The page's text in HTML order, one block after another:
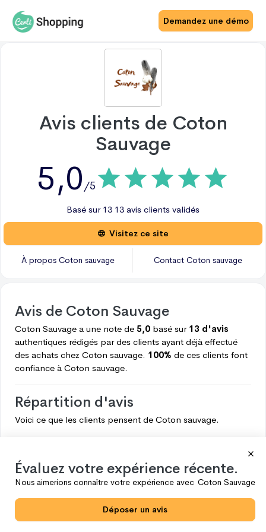
Demandez une démo
Avis clients de Coton
Sauvage
5,0 /5
Basé sur 13 13 avis clients validés
Visitez ce site
À propos Coton sauvage Contact Coton sauvage
Avis de Coton Sauvage
Coton Sauvage a une note de 5,0 basé sur 13 d'avis
authentiques rédigés par des clients ayant déjà effectué
des achats chez Coton sauvage. 100% de ces clients font
confiance à Coton sauvage.
Répartition d'avis
Voici ce que les clients pensent de Coton sauvage.
3 0
2 0
Évaluez votre expérience récente.
Nous aimerions connaître votre expérience avec Coton Sauvage
Déposer un avis